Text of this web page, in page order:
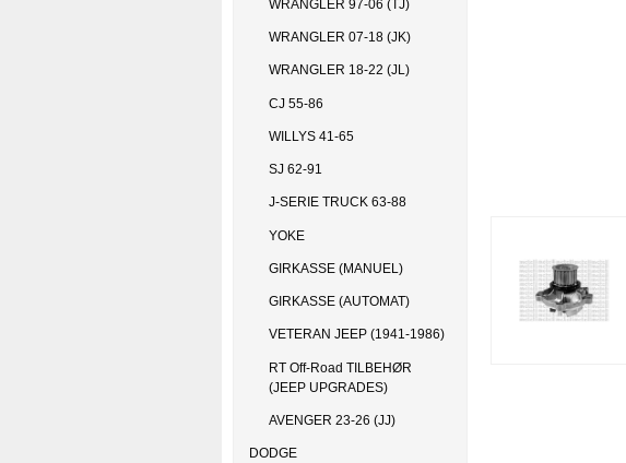
WRANGLER 97-06 (TJ)
WRANGLER 07-18 (JK)
WRANGLER 18-22 (JL)
CJ 55-86
WILLYS 41-65
SJ 62-91
J-SERIE TRUCK 63-88
YOKE
GIRKASSE (MANUEL)
GIRKASSE (AUTOMAT)
VETERAN JEEP (1941-1986)
RT Off-Road TILBEHØR
(JEEP UPGRADES)
AVENGER 23-26 (JJ)
DODGE